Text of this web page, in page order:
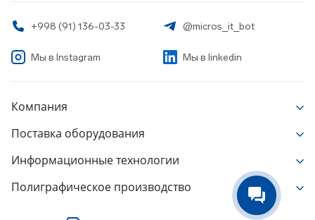
+998 (91) 136-03-33 @micros_it_bot
Мы в Instagram Мы в linkedin
Компания
Новости
Работа у нас
Разрешительные документы
Сертификаты на продукцию
Поставка оборудования
ИБП, батареи, электрооборудование
Весовое и измерительное оборудование
Информационные технологии
Лицензионное программное обеспечение
Полиграфическое производство